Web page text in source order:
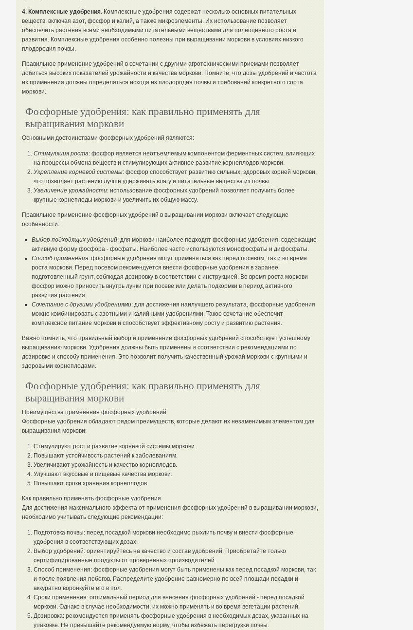
4. Комплексные удобрения.Комплексные удобрения содержат несколько основных питательных
веществ, включая азот, фосфор и калий, а также микроэлементы. Их использование позволяет
обеспечить растения всеми необходимыми питательными веществами для полноценного роста и
развития. Комплексные удобрения особенно полезны при выращивании моркови в условиях низкого
плодородия почвы.
Правильное применение удобрений в сочетании с другими агротехническими приемами позволяет
добиться высоких показателей урожайности и качества моркови. Помните, что дозы удобрений и частота
их применения должны определяться исходя из плодородия почвы и требований конкретного сорта
моркови.
Фосфорные удобрения: как правильно применять для
выращивания моркови
Основными достоинствами фосфорных удобрений являются:
Стимуляция роста: фосфор является неотъемлемым компонентом ферментных систем, влияющих
на процессы обмена веществ и стимулирующих активное развитие корнеплодов моркови.
Укрепление корневой системы: фосфор способствует развитию сильных, здоровых корней моркови,
что позволяет растению лучше удерживать влагу и питательные вещества из почвы.
Увеличение урожайности: использование фосфорных удобрений позволяет получить более
крупные корнеплоды моркови и увеличить их общую массу.
Правильное применение фосфорных удобрений в выращивании моркови включает следующие
особенности:
Выбор подходящих удобрений: для моркови наиболее подходят фосфорные удобрения, содержащие
активную форму фосфора - фосфаты. Наиболее часто используются монофосфаты и дифосфаты.
Способ применения: фосфорные удобрения могут применяться как перед посевом, так и во время
роста моркови. Перед посевом рекомендуется внести фосфорные удобрения в заранее
подготовленный грунт, соблюдая дозировку в соответствии с инструкцией. Во время роста моркови
фосфор можно приносить внутрь лунки при посеве или делать подкормки в период активного
развития растения.
Сочетание с другими удобрениями: для достижения наилучшего результата, фосфорные удобрения
можно комбинировать с азотными и калийными удобрениями. Такое сочетание обеспечит
комплексное питание моркови и способствует эффективному росту и развитию растения.
Важно помнить, что правильный выбор и применение фосфорных удобрений способствует успешному
выращиванию моркови. Удобрения должны быть применены в соответствии с рекомендациями по
дозировке и способу применения. Это позволит получить качественный урожай моркови с крупными и
здоровыми корнеплодами.
Фосфорные удобрения: как правильно применять для
выращивания моркови
Преимущества применения фосфорных удобрений
Фосфорные удобрения обладают рядом преимуществ, которые делают их незаменимым элементом для
выращивания моркови:
Стимулируют рост и развитие корневой системы моркови.
Повышают устойчивость растений к заболеваниям.
Увеличивают урожайность и качество корнеплодов.
Улучшают вкусовые и пищевые качества моркови.
Повышают сроки хранения корнеплодов.
Как правильно применять фосфорные удобрения
Для достижения максимального эффекта от применения фосфорных удобрений в выращивании моркови,
необходимо учитывать следующие рекомендации:
Подготовка почвы: перед посадкой моркови необходимо рыхлить почву и внести фосфорные
удобрения в соответствующих дозах.
Выбор удобрений: ориентируйтесь на качество и состав удобрений. Приобретайте только
сертифицированные продукты от проверенных производителей.
Способ применения: фосфорные удобрения могут быть применены как перед посадкой моркови, так
и после появления побегов. Распределите удобрение равномерно по всей площади посадки и
аккуратно воронкуйте его в пол.
Сроки применения: оптимальный период для внесения фосфорных удобрений - перед посадкой
моркови. Однако в случае необходимости, их можно применять и во время вегетации растений.
Дозировка: рекомендуется применять фосфорные удобрения в необходимых дозах, указанных на
упаковке. Не превышайте рекомендуемую норму, чтобы избежать перегрузки почвы.